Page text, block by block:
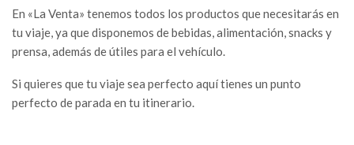
En «La Venta» tenemos todos los productos que necesitarás en
tu viaje, ya que disponemos de bebidas, alimentación, snacks y
prensa, además de útiles para el vehículo.
Si quieres que tu viaje sea perfecto aquí tienes un punto
perfecto de parada en tu itinerario.